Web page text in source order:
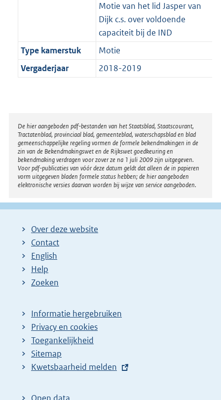
Motie van het lid Jasper van
Dijk c.s. over voldoende
capaciteit bij de IND
Type kamerstuk
Motie
Vergaderjaar
2018-2019
Disclaimer
De hier aangeboden pdf-bestanden van het Staatsblad, Staatscourant,
Tractatenblad, provinciaal blad, gemeenteblad, waterschapsblad en blad
gemeenschappelijke regeling vormen de formele bekendmakingen in de
zin van de Bekendmakingswet en de Rijkswet goedkeuring en
bekendmaking verdragen voor zover ze na 1 juli 2009 zijn uitgegeven.
Voor pdf-publicaties van vóór deze datum geldt dat alleen de in papieren
vorm uitgegeven bladen formele status hebben; de hier aangeboden
elektronische versies daarvan worden bij wijze van service aangeboden.
Over deze website
Contact
English
Help
Zoeken
Informatie hergebruiken
Privacy en cookies
Toegankelijkheid
Sitemap
E
t
Kwetsbaarheid melden
Open data